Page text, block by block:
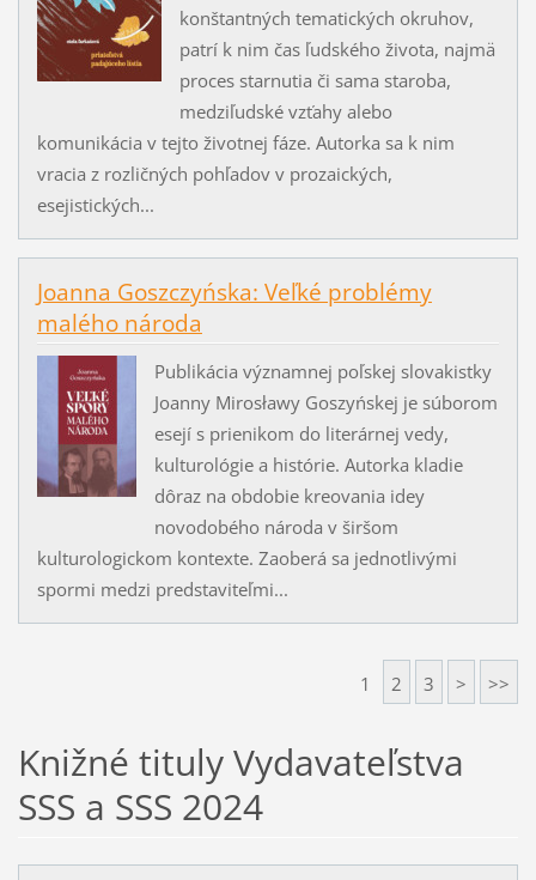
konštantných tematických okruhov,
patrí k nim čas ľudského života, najmä
proces starnutia či sama staroba,
medziľudské vzťahy alebo
komunikácia v tejto životnej fáze. Autorka sa k nim
vracia z rozličných pohľadov v prozaických,
esejistických...
Joanna Goszczyńska: Veľké problémy
malého národa
Publikácia významnej poľskej slovakistky
Joanny Mirosławy Goszyńskej je súborom
esejí s prienikom do literárnej vedy,
kulturológie a histórie. Autorka kladie
dôraz na obdobie kreovania idey
novodobého národa v širšom
kulturologickom kontexte. Zaoberá sa jednotlivými
spormi medzi predstaviteľmi...
1 2 3 > >>
Knižné tituly Vydavateľstva
SSS a SSS 2024